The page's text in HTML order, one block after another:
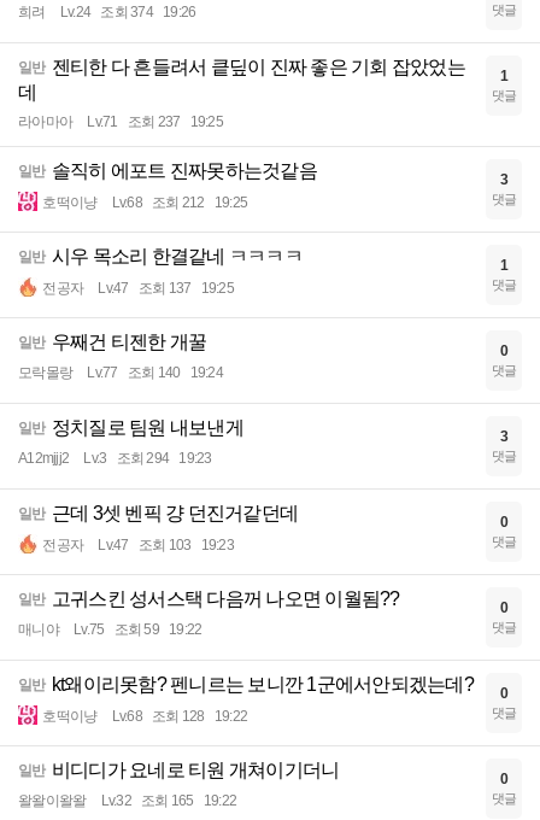
희려 Lv.24 조회 374 19:26 댓글
일반 젠티한 다 흔들려서 킅딮이 진짜 좋은 기회 잡았었는
데
라아마아 Lv.71 조회 237 19:25
1
댓글
일반 솔직히 에포트 진짜못하는것같음
호떡이냥 Lv.68 조회 212 19:25
3
댓글
일반 시우 목소리 한결같네 ㅋㅋㅋㅋ
전공자 Lv.47 조회 137 19:25
1
댓글
일반 우째건 티젠한 개꿀
모락몰랑 Lv.77 조회 140 19:24
0
댓글
일반 정치질로 팀원 내보낸게
A12mjjj2 Lv.3 조회 294 19:23
3
댓글
일반 근데 3셋 벤픽 걍 던진거같던데
전공자 Lv.47 조회 103 19:23
0
댓글
일반 고귀스킨 성서스택 다음꺼 나오면 이월됨??
매니야 Lv.75 조회 59 19:22
0
댓글
일반 kt왜이리못함? 펜니르는 보니깐 1군에서안되겠는데?
호떡이냥 Lv.68 조회 128 19:22
0
댓글
일반 비디디가 요네로 티원 개쳐이기더니
왈왈이왈왈 Lv.32 조회 165 19:22
0
댓글